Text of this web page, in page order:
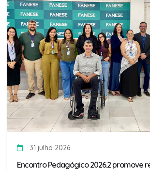
31 julho 2026
Encontro Pedagógico 2026.2 promove